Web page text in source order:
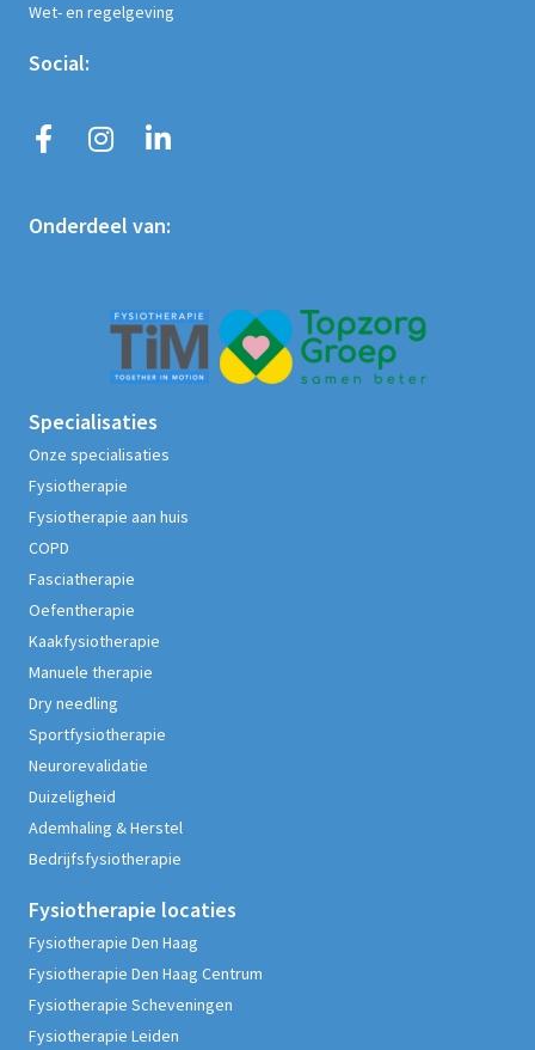
Wet- en regelgeving
Social:
Onderdeel van:
Specialisaties
Onze specialisaties
Fysiotherapie
Fysiotherapie aan huis
COPD
Fasciatherapie
Oefentherapie
Kaakfysiotherapie
Manuele therapie
Dry needling
Sportfysiotherapie
Neurorevalidatie
Duizeligheid
Ademhaling & Herstel
Bedrijfsfysiotherapie
Fysiotherapie locaties
Fysiotherapie Den Haag
Fysiotherapie Den Haag Centrum
Fysiotherapie Scheveningen
Fysiotherapie Leiden